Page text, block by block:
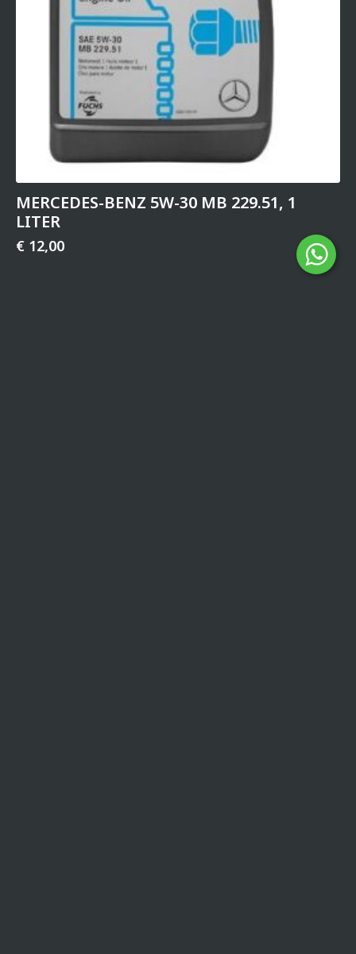
MERCEDES-BENZ 5W-30 MB 229.51, 1
LITER
€ 12,00